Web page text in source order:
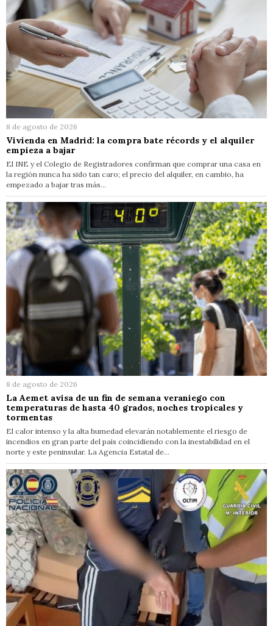
8 de agosto de 2026
Vivienda en Madrid: la compra bate récords y el alquiler
empieza a bajar
El INE y el Colegio de Registradores confirman que comprar una casa en
la región nunca ha sido tan caro; el precio del alquiler, en cambio, ha
empezado a bajar tras más…
8 de agosto de 2026
La Aemet avisa de un fin de semana veraniego con
temperaturas de hasta 40 grados, noches tropicales y
tormentas
El calor intenso y la alta humedad elevarán notablemente el riesgo de
incendios en gran parte del país coincidiendo con la inestabilidad en el
norte y este peninsular. La Agencia Estatal de…